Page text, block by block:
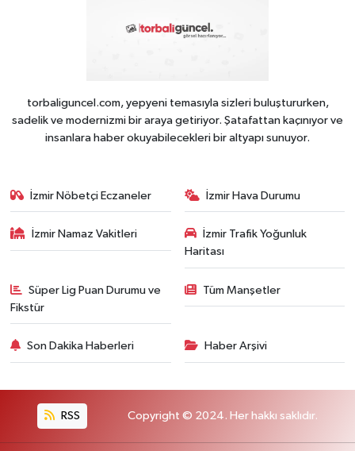
torbaliguncel.com, yepyeni temasıyla sizleri buluştururken,
sadelik ve modernizmi bir araya getiriyor. Şatafattan kaçınıyor ve
insanlara haber okuyabilecekleri bir altyapı sunuyor.
İzmir Nöbetçi Eczaneler İzmir Hava Durumu
İzmir Namaz Vakitleri
İzmir Trafik Yoğunluk
Haritası
Süper Lig Puan Durumu ve
Fikstür
Tüm Manşetler
Son Dakika Haberleri Haber Arşivi
RSS Copyright © 2024. Her hakkı saklıdır.